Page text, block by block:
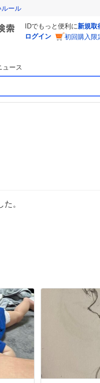
ール
IDでもっと便利に新規取
ログイン
初回購入限
ュース
。